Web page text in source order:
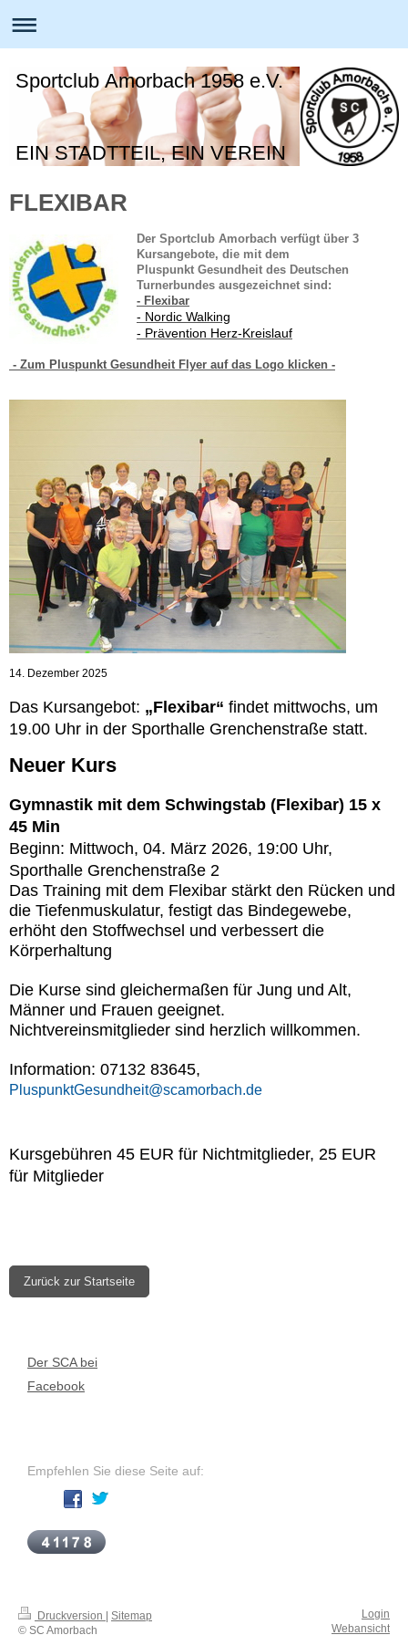
Sportclub Amorbach 1958 e.V.
EIN STADTTEIL, EIN VEREIN
FLEXIBAR
Der Sportclub Amorbach verfügt über 3
Kursangebote, die mit dem
Pluspunkt Gesundheit des Deutschen
Turnerbundes ausgezeichnet sind:
- Flexibar
- Nordic Walking
- Prävention Herz-Kreislauf
- Zum Pluspunkt Gesundheit Flyer auf das Logo klicken -
14. Dezember 2025
Das Kursangebot: „Flexibar“ findet mittwochs, um
19.00 Uhr in der Sporthalle Grenchenstraße statt.
Neuer Kurs
Gymnastik mit dem Schwingstab (Flexibar) 15 x
45 Min
Beginn: Mittwoch, 04. März 2026, 19:00 Uhr,
Sporthalle Grenchenstraße 2
Das Training mit dem Flexibar stärkt den Rücken und
die Tiefenmuskulatur, festigt das Bindegewebe,
erhöht den Stoffwechsel und verbessert die
Körperhaltung
Die Kurse sind gleichermaßen für Jung und Alt,
Männer und Frauen geeignet.
Nichtvereinsmitglieder sind herzlich willkommen.
Information: 07132 83645,
PluspunktGesundheit@scamorbach.de
Kursgebühren 45 EUR für Nichtmitglieder, 25 EUR
für Mitglieder
Zurück zur Startseite
Der SCA bei
Facebook
Empfehlen Sie diese Seite auf:
Druckversion
Sitemap
© SC Amorbach
Login
Webansicht